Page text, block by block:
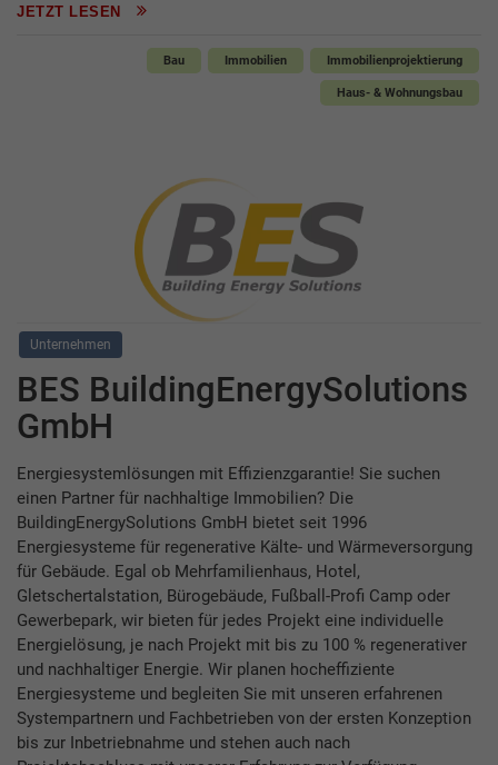
JETZT LESEN
Bau Immobilien Immobilienprojektierung
Haus- & Wohnungsbau
Unternehmen
BES BuildingEnergySolutions
GmbH
Energiesystemlösungen mit Effizienzgarantie! Sie suchen
einen Partner für nachhaltige Immobilien? Die
BuildingEnergySolutions GmbH bietet seit 1996
Energiesysteme für regenerative Kälte- und Wärmeversorgung
für Gebäude. Egal ob Mehrfamilienhaus, Hotel,
Gletschertalstation, Bürogebäude, Fußball-Profi Camp oder
Gewerbepark, wir bieten für jedes Projekt eine individuelle
Energielösung, je nach Projekt mit bis zu 100 % regenerativer
und nachhaltiger Energie. Wir planen hocheffiziente
Energiesysteme und begleiten Sie mit unseren erfahrenen
Systempartnern und Fachbetrieben von der ersten Konzeption
bis zur Inbetriebnahme und stehen auch nach